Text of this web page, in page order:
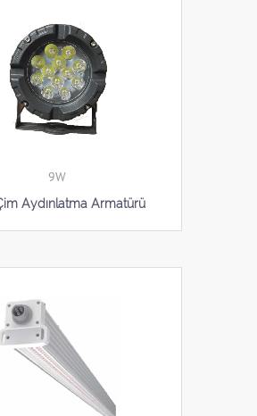
9W
Aydınlatma Armatürü